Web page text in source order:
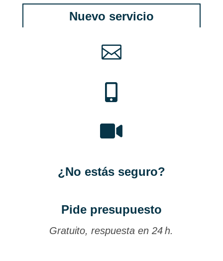
Nuevo servicio



¿No estás seguro?
Pide presupuesto
Gratuito, respuesta en 24 h.